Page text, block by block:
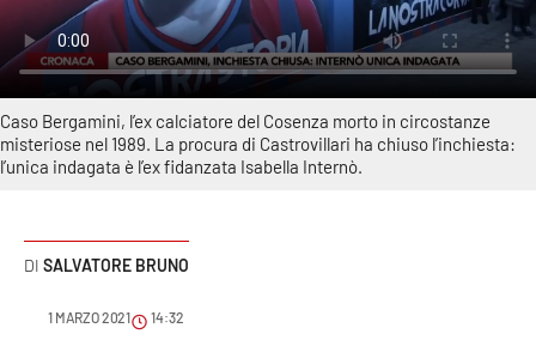
Italia Mondo
Sanità
Sport
Podcast
Meteo
Caso Bergamini, l’ex calciatore del Cosenza morto in circostanze
misteriose nel 1989. La procura di Castrovillari ha chiuso l’inchiesta:
l’unica indagata è l’ex fidanzata Isabella Internò.
SALVATORE BRUNO
1 MARZO 2021 14:32